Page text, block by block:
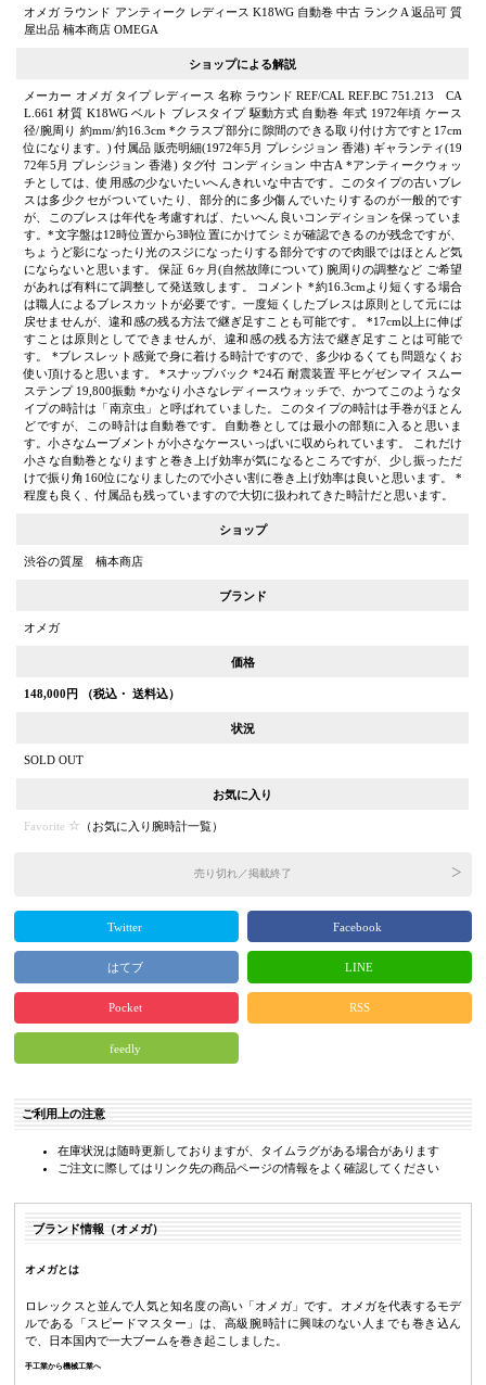
オメガ ラウンド アンティーク レディース K18WG 自動巻 中古 ランクA 返品可 質
屋出品 楠本商店 OMEGA
ショップによる解説
メーカー オメガ タイプ レディース 名称 ラウンド REF/CAL REF.BC 751.213 CA
L.661 材質 K18WG ベルト ブレスタイプ 駆動方式 自動巻 年式 1972年頃 ケース
径/腕周り 約mm/約16.3cm *クラスプ部分に隙間のできる取り付け方ですと17cm
位になります。) 付属品 販売明細(1972年5月 プレシジョン 香港) ギャランティ(19
72年5月 プレシジョン 香港) タグ付 コンディション 中古A *アンティークウォッ
チとしては、使用感の少ないたいへんきれいな中古です。このタイプの古いブレ
スは多少クセがついていたり、部分的に多少傷んでいたりするのが一般的です
が、このブレスは年代を考慮すれば、たいへん良いコンディションを保っていま
す。*文字盤は12時位置から3時位置にかけてシミが確認できるのが残念ですが、
ちょうど影になったり光のスジになったりする部分ですので肉眼ではほとんど気
にならないと思います。 保証 6ヶ月(自然故障について) 腕周りの調整など ご希望
があれば有料にて調整して発送致します。 コメント *約16.3cmより短くする場合
は職人によるブレスカットが必要です。一度短くしたブレスは原則として元には
戻せませんが、違和感の残る方法で継ぎ足すことも可能です。 *17cm以上に伸ば
すことは原則としてできませんが、違和感の残る方法で継ぎ足すことは可能で
す。 *ブレスレット感覚で身に着ける時計ですので、多少ゆるくても問題なくお
使い頂けると思います。 *スナップバック *24石 耐震装置 平ヒゲゼンマイ スムー
ステンプ 19,800振動 *かなり小さなレディースウォッチで、かつてこのようなタ
イプの時計は「南京虫」と呼ばれていました。このタイプの時計は手巻がほとん
どですが、この時計は自動巻です。自動巻としては最小の部類に入ると思いま
す。小さなムーブメントが小さなケースいっぱいに収められています。 これだけ
小さな自動巻となりますと巻き上げ効率が気になるところですが、少し振っただ
けで振り角160位になりましたので小さい割に巻き上げ効率は良いと思います。 *
程度も良く、付属品も残っていますので大切に扱われてきた時計だと思います。
ショップ
渋谷の質屋 楠本商店
ブランド
オメガ
価格
148,000 円 （税込・ 送料込）
状況
SOLD OUT
お気に入り
Favorite （お気に入り腕時計一覧）
売り切れ／掲載終了
Twitter Facebook
はてブ LINE
Pocket RSS
feedly
ご利用上の注意
在庫状況は随時更新しておりますが、タイムラグがある場合があります
ご注文に際してはリンク先の商品ページの情報をよく確認してください
ブランド情報（オメガ）
オメガとは
ロレックスと並んで人気と知名度の高い「オメガ」です。オメガを代表するモデ
ルである「スピードマスター」は、高級腕時計に興味のない人までも巻き込ん
で、日本国内で一大ブームを巻き起こしました。
手工業から機械工業へ